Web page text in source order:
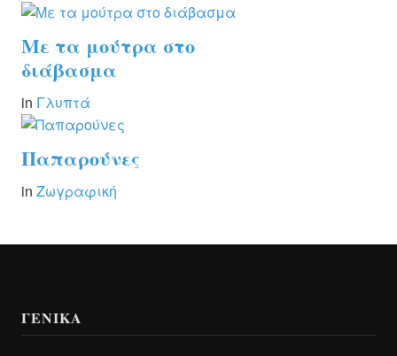
Mε τα μούτρα στο
διάβασμα
in Γλυπτά
Παπαρούνες
in Ζωγραφική
ΓΕΝΙΚΆ